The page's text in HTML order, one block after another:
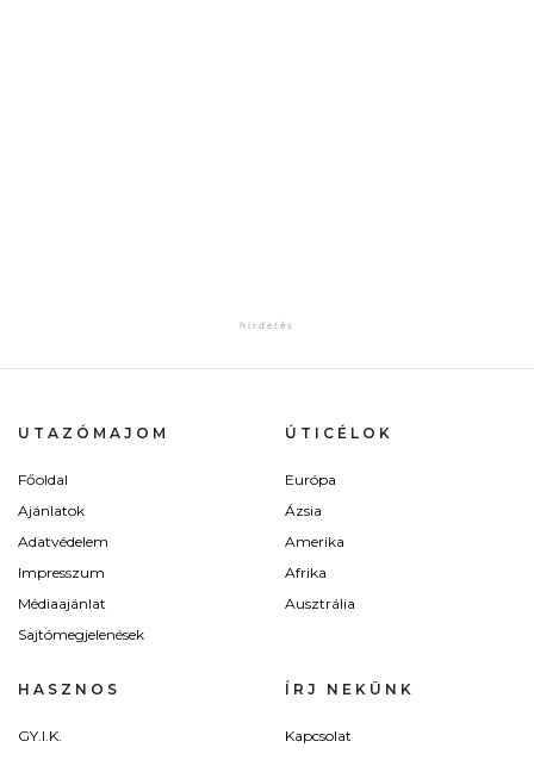
UTAZÓMAJOM
Főoldal
Ajánlatok
Adatvédelem
Impresszum
Médiaajánlat
Sajtómegjelenések
ÚTICÉLOK
Európa
Ázsia
Amerika
Afrika
Ausztrália
HASZNOS
GY.I.K.
ÍRJ NEKÜNK
Kapcsolat